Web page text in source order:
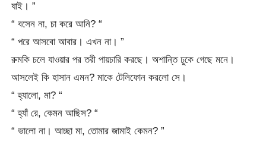
যাই। ”
“ বসেন না, চা করে আনি? “
“ পরে আসবো আবার। এখন না। ”
রুমকি চলে যাওয়ার পর তরী পায়চারি করছে। অশান্তি ঢুকে গেছে মনে।
আসলেই কি হাসান এমন? মাকে টেলিফোন করলো সে।
“ হ্যালো, মা? “
“ হ্যাঁ রে, কেমন আছিস? “
“ ভালো না। আচ্ছা মা, তোমার জামাই কেমন? ”